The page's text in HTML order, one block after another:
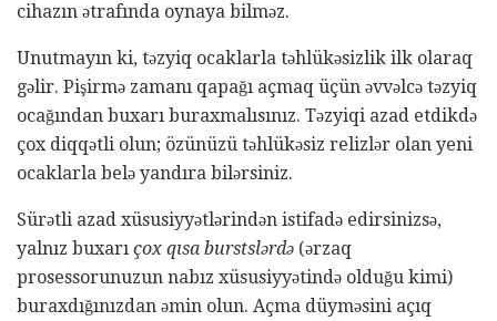
cihazın ətrafında oynaya bilməz.
Unutmayın ki, təzyiq ocaklarla təhlükəsizlik ilk olaraq
gəlir. Pişirmə zamanı qapağı açmaq üçün əvvəlcə təzyiq
ocağından buxarı buraxmalısınız. Təzyiqi azad etdikdə
çox diqqətli olun; özünüzü təhlükəsiz relizlər olan yeni
ocaklarla belə yandıra bilərsiniz.
Sürətli azad xüsusiyyətlərindən istifadə edirsinizsə,
yalnız buxarı çox qısa burstslərdə (ərzaq
prosessorunuzun nabız xüsusiyyətində olduğu kimi)
buraxdığınızdan əmin olun. Açma düyməsini açıq